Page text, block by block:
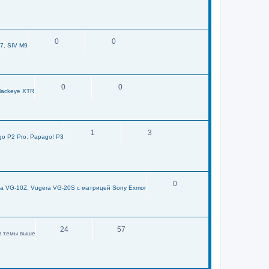
SIV M9 0 0
XTR 0 0
P2 Pro Papago! P3 1 3
VG-10Z Vugera VG-20S с матрицей Sony Exmor 0
темы выше 24 57